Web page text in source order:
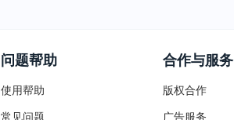
问题帮助
使用帮助
常见问题
合作与服务
版权合作
广告服务